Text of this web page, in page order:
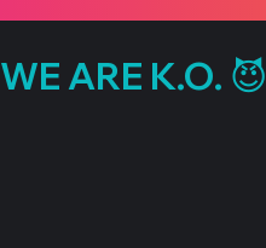
WE ARE K.O. 😈